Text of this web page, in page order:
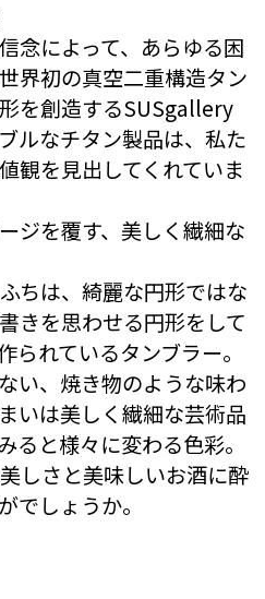
念によって、あらゆる困
界初の真空二重構造タン
を創造するSUSgallery
ルなチタン製品は、私た
観を見出してくれていま
ジを覆す、美しく繊細な
ちは、綺麗な円形ではな
きを思わせる円形をして
られているタンブラー。
い、焼き物のような味わ
いは美しく繊細な芸術品
ると様々に変わる色彩。
しさと美味しいお酒に酔
でしょうか。